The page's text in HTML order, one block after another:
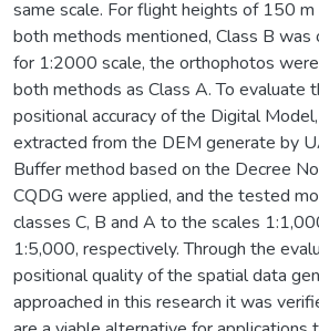
same scale. For flight heights of 150
both methods mentioned, Class B was
for 1:2000 scale, the orthophotos
both methods as Class A. To evaluate
positional accuracy of the Digital
extracted from the DEM generate by
Buffer method based on the Decree
CQDG were applied, and the tested
classes C, B and A to the scales
1:5,000, respectively. Through the
positional quality of the spatial data
approached in this research it was